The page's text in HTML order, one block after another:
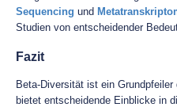
Sequencing und
Studien von entscheidender
Fazit
Beta-Diversität ist ein
bietet entscheidende Einblicke in